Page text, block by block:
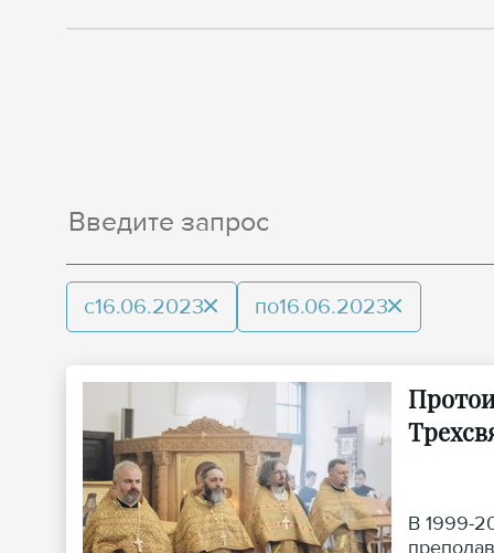
с16.06.2023 по16.06.2023
В 1999-